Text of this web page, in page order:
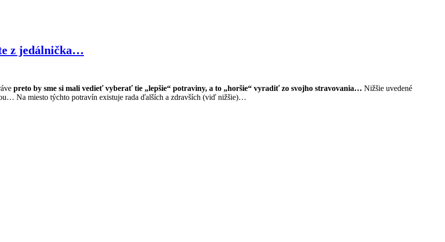
z jedálnička…
preto by sme si mali vedieť vyberať tie „lepšie“ potraviny, a to „horšie“ vyradiť zo svojho stravovania… Nižšie uvedené
Na miesto týchto potravín existuje rada ďalších a zdravších (viď nižšie)…